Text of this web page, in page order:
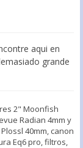
aqui en
grande
2" Moonfish
Radian 4mm y
40mm, canon
Eq6 pro, filtros,